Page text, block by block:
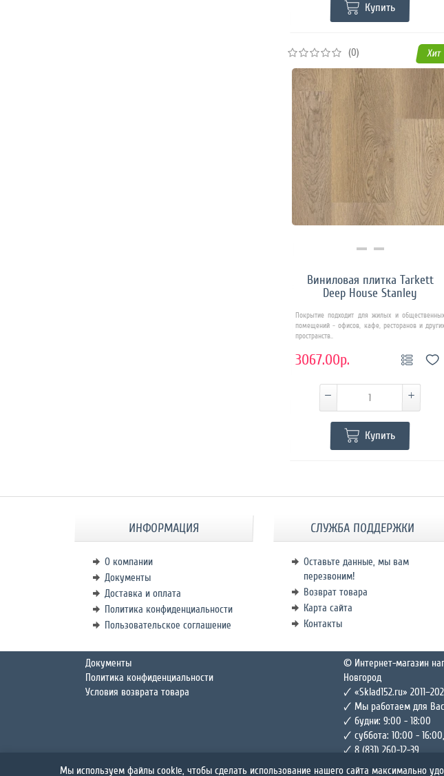
Купить
(0) Хит
Купить в 1 клик
Виниловая плитка Tarkett
Deep House Stanley
Покрытие подходит для жилых и общественных
помещений - офисов, кафе, ресторанов и других
пространств..
3067.00р.
Купить
ИНФОРМАЦИЯ
О компании
Документы
Доставка и оплата
Политика конфиденциальности
Пользовательское соглашение
СЛУЖБА ПОДДЕРЖКИ
Оставьте данные, мы вам
перезвоним!
Возврат товара
Карта сайта
Контакты
Документы
Политика конфиденциальности
Условия возврата товара
© Интернет-магазин
Новгород
🗸 «Sklad152.ru»
🗸 Мы работаем для Вас
🗸 будни: 9:00 - 18:00
🗸 суббота: 10:00 -
🗸 8 (831) 260-12-39
Мы используем файлы cookie, чтобы сделать использование нашего сайта максимально